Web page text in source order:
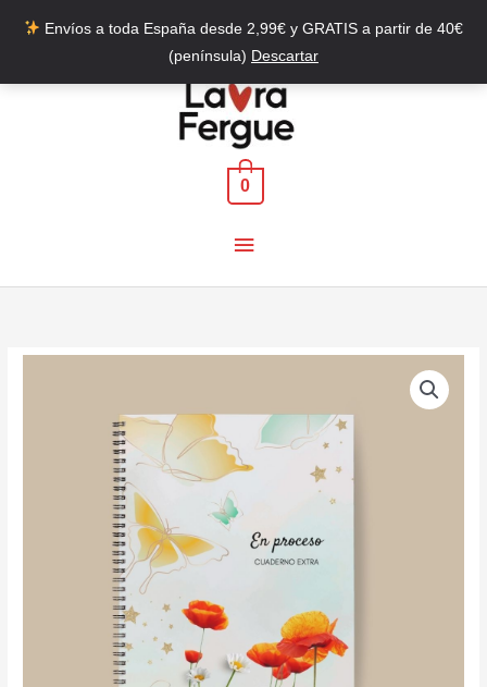
Envíos a toda España desde 2,99€ y GRATIS a partir de 40€
(península) Descartar
Menú
principal
0